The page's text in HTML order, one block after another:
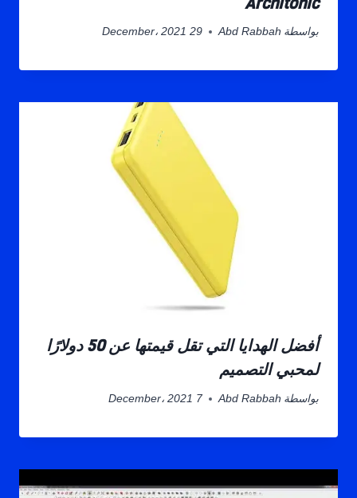
بواسطة Abd Rabbah 29 December، 2021
أفضل الهدايا التي تقل قيمتها عن 50 دولارًا
لمحبي التصميم
بواسطة Abd Rabbah 7 December، 2021